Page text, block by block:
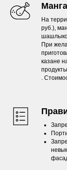
На
руб.),
При
казане
.